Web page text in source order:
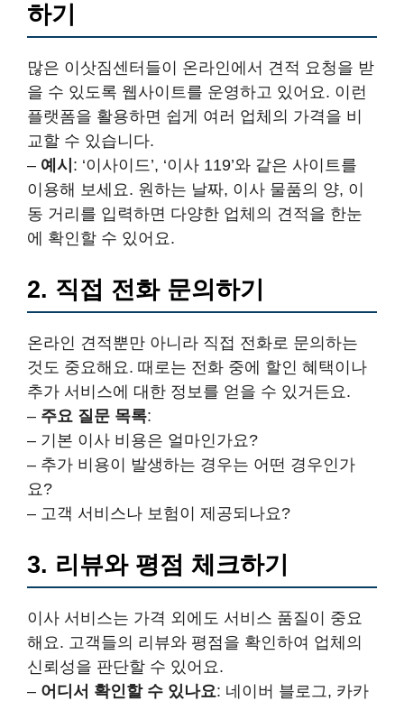
하기
많은 이삿짐센터들이 온라인에서 견적 요청을 받
을 수 있도록 웹사이트를 운영하고 있어요. 이런
플랫폼을 활용하면 쉽게 여러 업체의 가격을 비
교할 수 있습니다.
– 예시 : ‘이사이드’, ‘이사 119’와 같은 사이트를
이용해 보세요. 원하는 날짜, 이사 물품의 양, 이
동 거리를 입력하면 다양한 업체의 견적을 한눈
에 확인할 수 있어요.
2. 직접 전화 문의하기
온라인 견적뿐만 아니라 직접 전화로 문의하는
것도 중요해요. 때로는 전화 중에 할인 혜택이나
추가 서비스에 대한 정보를 얻을 수 있거든요.
– 주요 질문 목록:
– 기본 이사 비용은 얼마인가요?
– 추가 비용이 발생하는 경우는 어떤 경우인가
요?
– 고객 서비스나 보험이 제공되나요?
3. 리뷰와 평점 체크하기
이사 서비스는 가격 외에도 서비스 품질이 중요
해요. 고객들의 리뷰와 평점을 확인하여 업체의
신뢰성을 판단할 수 있어요.
– 어디서 확인할 수 있나요: 네이버 블로그, 카카